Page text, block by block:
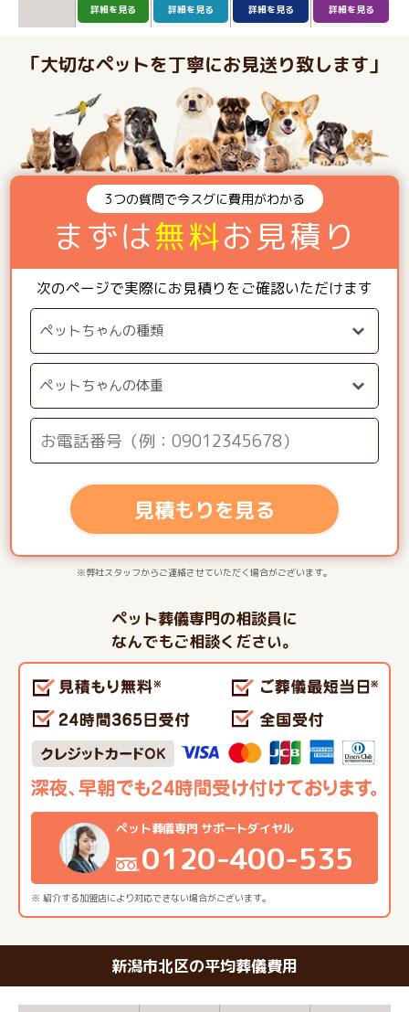
詳細を見る 詳細を見る 詳細を見る 詳細を見る
「大切なペットを丁寧にお見送り致します」
3つの質問で今スグに費用がわかる
まずは無料お見積り
次のページで実際にお見積りをご確認いただけます
見積もりを見る
※弊社スタッフからご連絡させていただく場合がございます。
ペット葬儀専門の相談員に
なんでもご相談ください。
※ 紹介する加盟店により対応できない場合がございます。
ペット葬儀専門 サポートダイヤル
0120-400-535
新潟市北区の平均葬儀費用